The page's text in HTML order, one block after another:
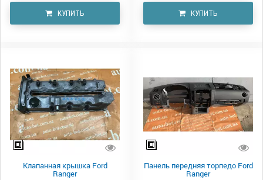
КУПИТЬ КУПИТЬ
Клапанная крышка Ford
Ranger
Панель передняя торпедо Ford
Ranger